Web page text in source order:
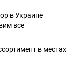
в Украине
все
в местах